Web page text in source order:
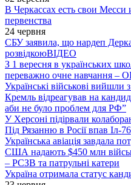
В Черкассах есть свои
первенства
24 червня
СБУ заявила, що нардеп
розвідкоюВІДЕО
З 1 вересня в українських
переважно очне навчання –
Українські військові вийшли
Кремль відреагував на
аби не було проблем для РФ”
У Херсоні підірвали
Під Рязанню в Росії впав Іл-76
Українська авіація завдала
США надають $450 млн
– РСЗВ та патрульні катери
Україна отримала статус